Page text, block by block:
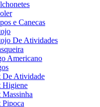
e Canecas
De Atividades
Americano
Atividade
Higiene